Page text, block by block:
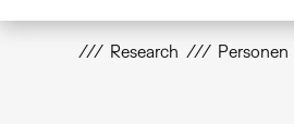
Research Personen